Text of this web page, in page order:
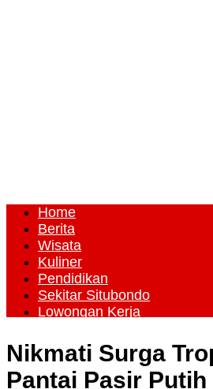
Home
Berita
Wisata
Kuliner
Pendidikan
Sekitar Situbondo
Lowongan Kerja
Nikmati Surga
Pantai Pasir